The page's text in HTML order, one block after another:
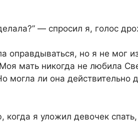
— спросил я, голос
оправдываться, но я не мог
мать никогда не любила
могла ли она действительно
когда я уложил девочек